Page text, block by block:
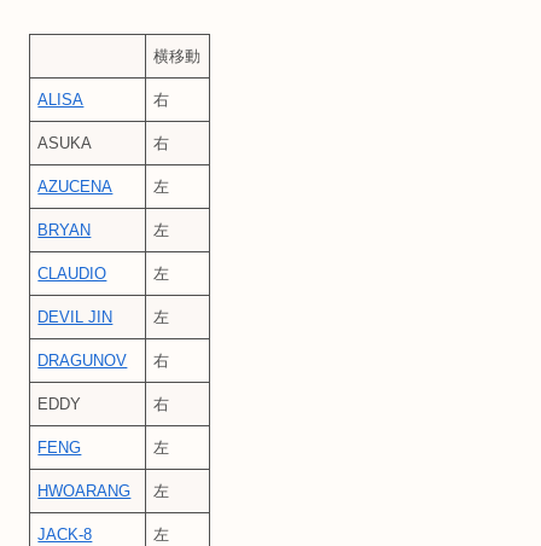
横移動
ALISA 右
ASUKA 右
AZUCENA 左
BRYAN 左
CLAUDIO 左
DEVIL JIN 左
DRAGUNOV 右
EDDY 右
FENG 左
HWOARANG 左
JACK-8 左